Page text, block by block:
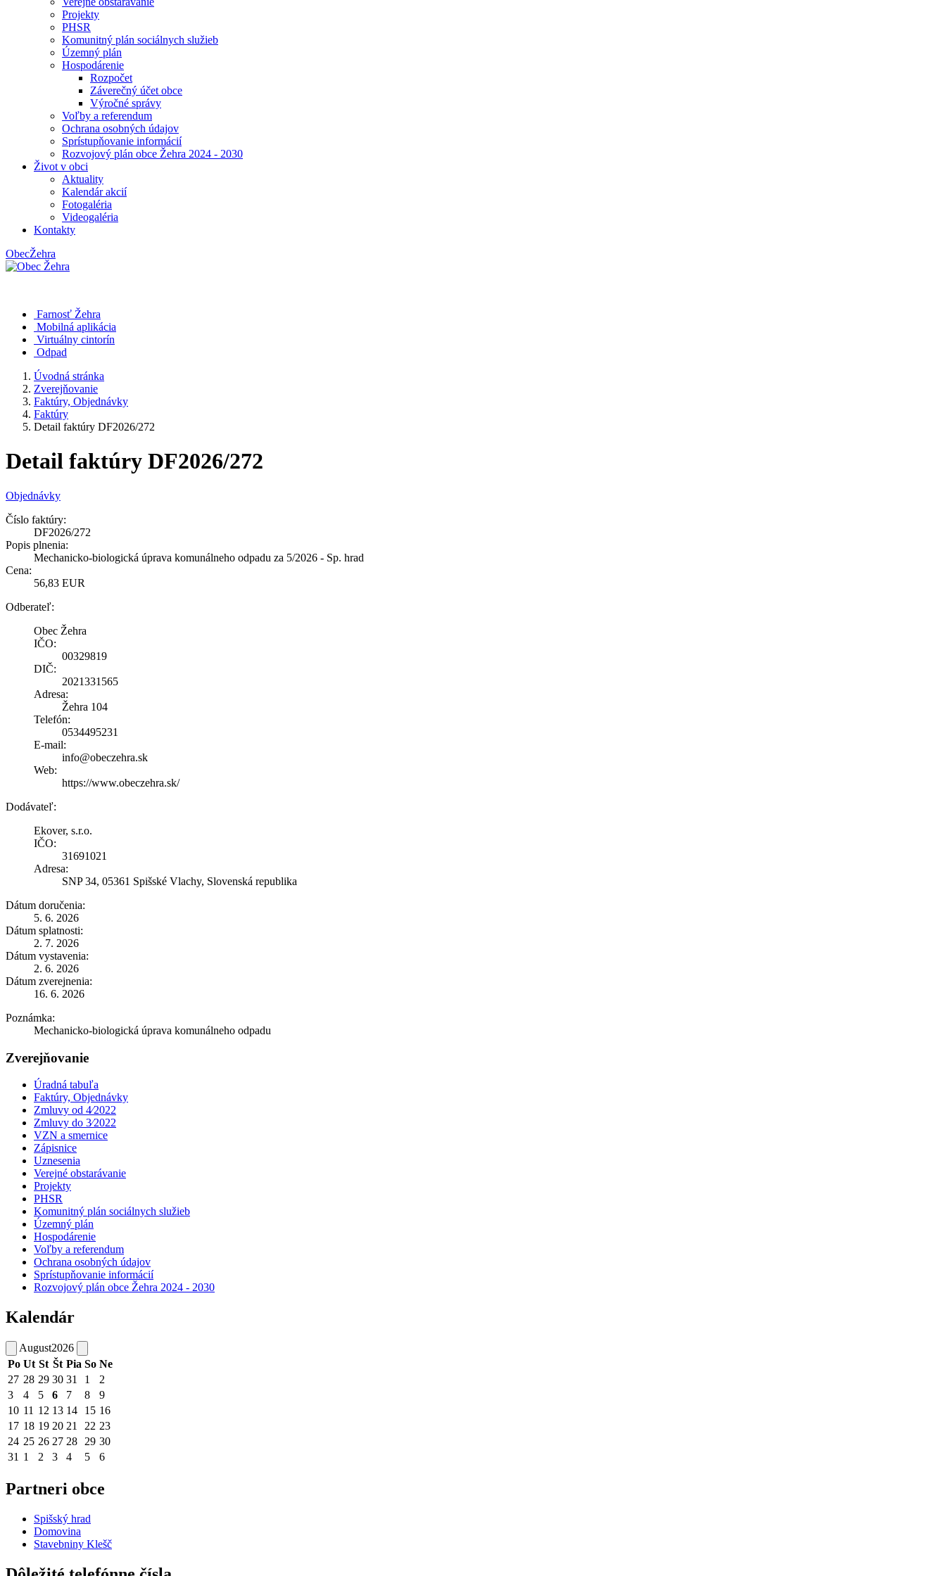
Projekty
PHSR
Komunitný plán sociálnych služieb
Územný plán
Hospodárenie
Rozpočet
Záverečný účet obce
Výročné správy
Voľby a referendum
Ochrana osobných údajov
Sprístupňovanie informácií
Rozvojový plán obce Žehra 2024 - 2030
Život v obci
Aktuality
Kalendár akcií
Fotogaléria
Videogaléria
Kontakty
ObecŽehra
Farnosť Žehra
Mobilná aplikácia
Virtuálny cintorín
Odpad
Úvodná stránka
Zverejňovanie
Faktúry, Objednávky
Faktúry
Detail faktúry DF2026/272
Detail faktúry DF2026/272
Objednávky
Číslo faktúry:
DF2026/272
Popis plnenia:
Mechanicko-biologická úprava komunálneho odpadu za 5/2026 - Sp. hrad
Cena:
56,83 EUR
Odberateľ:
Obec Žehra
IČO:
00329819
DIČ:
2021331565
Adresa:
Žehra 104
Telefón:
0534495231
E-mail:
info@obeczehra.sk
Web:
https://www.obeczehra.sk/
Dodávateľ:
Ekover, s.r.o.
IČO:
31691021
Adresa:
SNP 34, 05361 Spišské Vlachy, Slovenská republika
Dátum doručenia:
5. 6. 2026
Dátum splatnosti:
2. 7. 2026
Dátum vystavenia:
2. 6. 2026
Dátum zverejnenia:
16. 6. 2026
Poznámka:
Mechanicko-biologická úprava komunálneho odpadu
Zverejňovanie
Úradná tabuľa
Faktúry, Objednávky
Zmluvy od 4⁄2022
Zmluvy do 3⁄2022
VZN a smernice
Zápisnice
Uznesenia
Verejné obstarávanie
Projekty
PHSR
Komunitný plán sociálnych služieb
Územný plán
Hospodárenie
Voľby a referendum
Ochrana osobných údajov
Sprístupňovanie informácií
Rozvojový plán obce Žehra 2024 - 2030
Kalendár
August2026
Po Ut St Št Pia So Ne
27 28 29 30 31 1
2
3
4 5 6 7 8
9
10 11 12 13 14 15 16
17 18 19 20 21 22 23
24 25 26 27 28 29 30
31 1 2 3 4 5 6
Partneri obce
Spišský hrad
Domovina
Stavebniny Klešč